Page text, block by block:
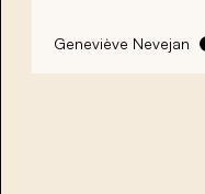
Geneviève Nevejan